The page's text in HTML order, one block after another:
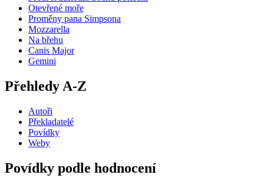
Otevřené moře
Proměny pana Simpsona
Mozzarella
Na břehu
Canis Major
Gemini
Přehledy A-Z
Autoři
Překladatelé
Povídky
Weby
Povídky podle hodnocení